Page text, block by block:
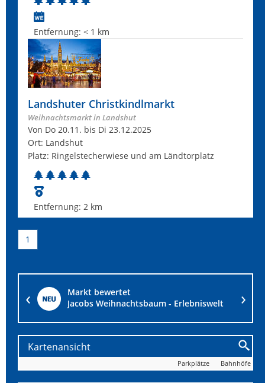
Entfernung: < 1 km
Landshuter Christkindlmarkt
Weihnachtsmarkt in Landshut
Von Do 20.11. bis Di 23.12.2025
Ort: Landshut
Platz: Ringelstecherwiese und am Ländtorplatz
Entfernung: 2 km
1
Markt bewertet
Jacobs Weihnachtsbaum - Erlebniswelt
Kartenansicht
Bahnhöfe
Parkplätze